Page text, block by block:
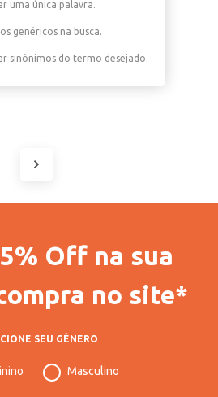
uma única palavra.
genéricos na busca.
sinônimos do termo desejado.
Off na sua
no site*
SEU GÊNERO
Masculino